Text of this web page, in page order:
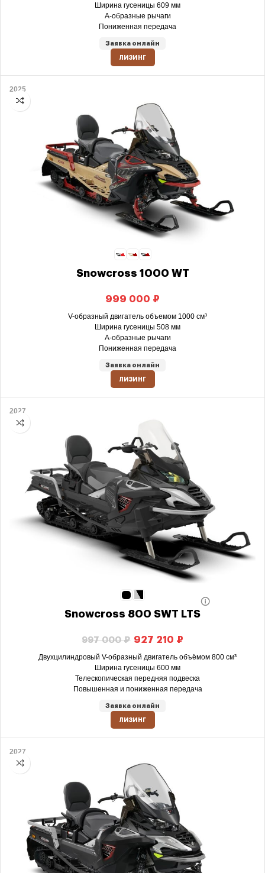
Ширина гусеницы 609 мм
А-образные рычаги
Пониженная передача
Заявка онлайн
ЛИЗИНГ
2025
Snowcross 1000 WT
₽
V-образный двигатель объемом 1000 см³
Ширина гусеницы 508 мм
А-образные рычаги
Пониженная передача
Заявка онлайн
ЛИЗИНГ
2027
Snowcross 800 SWT LTS
997 000₽ 927 210 ₽
Двухцилиндровый V-образный двигатель объёмом 800 см³
Ширина гусеницы 600 мм
Телескопическая передняя подвеска
Повышенная и пониженная передача
Заявка онлайн
ЛИЗИНГ
2027